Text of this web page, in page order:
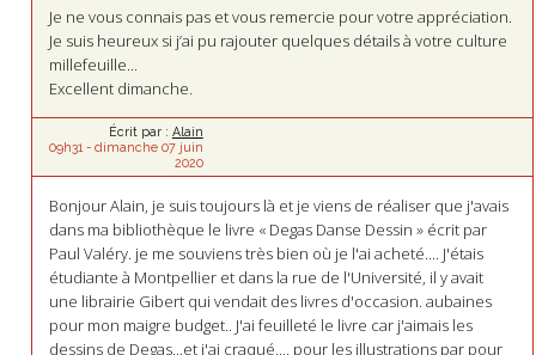
Je ne vous connais pas et vous remercie pour votre appréciation.
Je suis heureux si j’ai pu rajouter quelques détails à votre culture
millefeuille...
Excellent dimanche.
Écrit par : Alain
09h31 - dimanche 07 juin
2020
Bonjour Alain, je suis toujours là et je viens de réaliser que j'avais
dans ma bibliothèque le livre « Degas Danse Dessin » écrit par
Paul Valéry. je me souviens très bien où je l'ai acheté.... J'étais
étudiante à Montpellier et dans la rue de l'Université, il y avait
une librairie Gibert qui vendait des livres d'occasion. aubaines
pour mon maigre budget.. J'ai feuilleté le livre car j'aimais les
dessins de Degas...et j'ai craqué.... pour les illustrations par pour